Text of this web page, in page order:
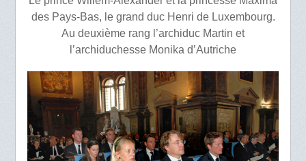
des Pays-Bas, le grand duc Henri de Luxembourg.
Au deuxième rang l’archiduc Martin et
l’archiduchesse Monika d’Autriche